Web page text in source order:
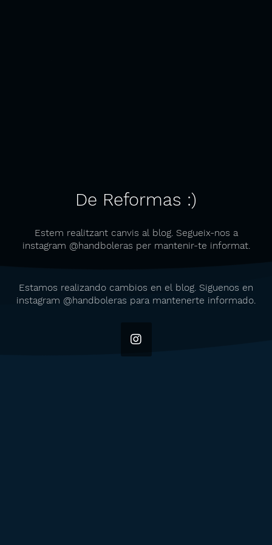
De Reformas :)
Estem realitzant canvis al blog. Segueix-nos a
instagram @handboleras per mantenir-te informat.
Estamos realizando cambios en el blog. Siguenos en
instagram @handboleras para mantenerte informado.